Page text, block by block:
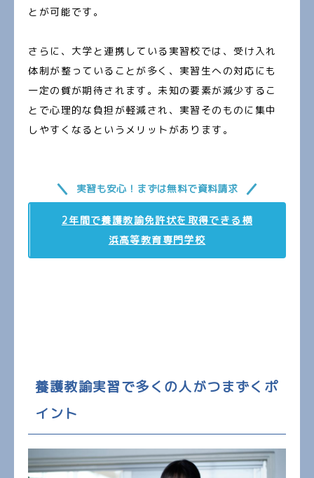
とが可能です。
さらに、大学と連携している実習校では、受け入れ
体制が整っていることが多く、実習生への対応にも
一定の質が期待されます。未知の要素が減少するこ
とで心理的な負担が軽減され、実習そのものに集中
しやすくなるというメリットがあります。
実習も安心！まずは無料で資料請求
2年間で養護教諭免許状を取得できる横
浜高等教育専門学校
養護教諭実習で多くの人がつまずくポ
イント